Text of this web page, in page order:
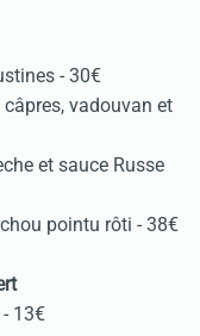
- 30€
vadouvan et
et sauce Russe
pointu rôti - 38€
13€